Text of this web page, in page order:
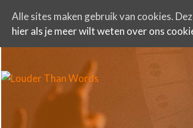
Alle sites maken gebruik van cookies.
hier als je meer wilt weten over ons